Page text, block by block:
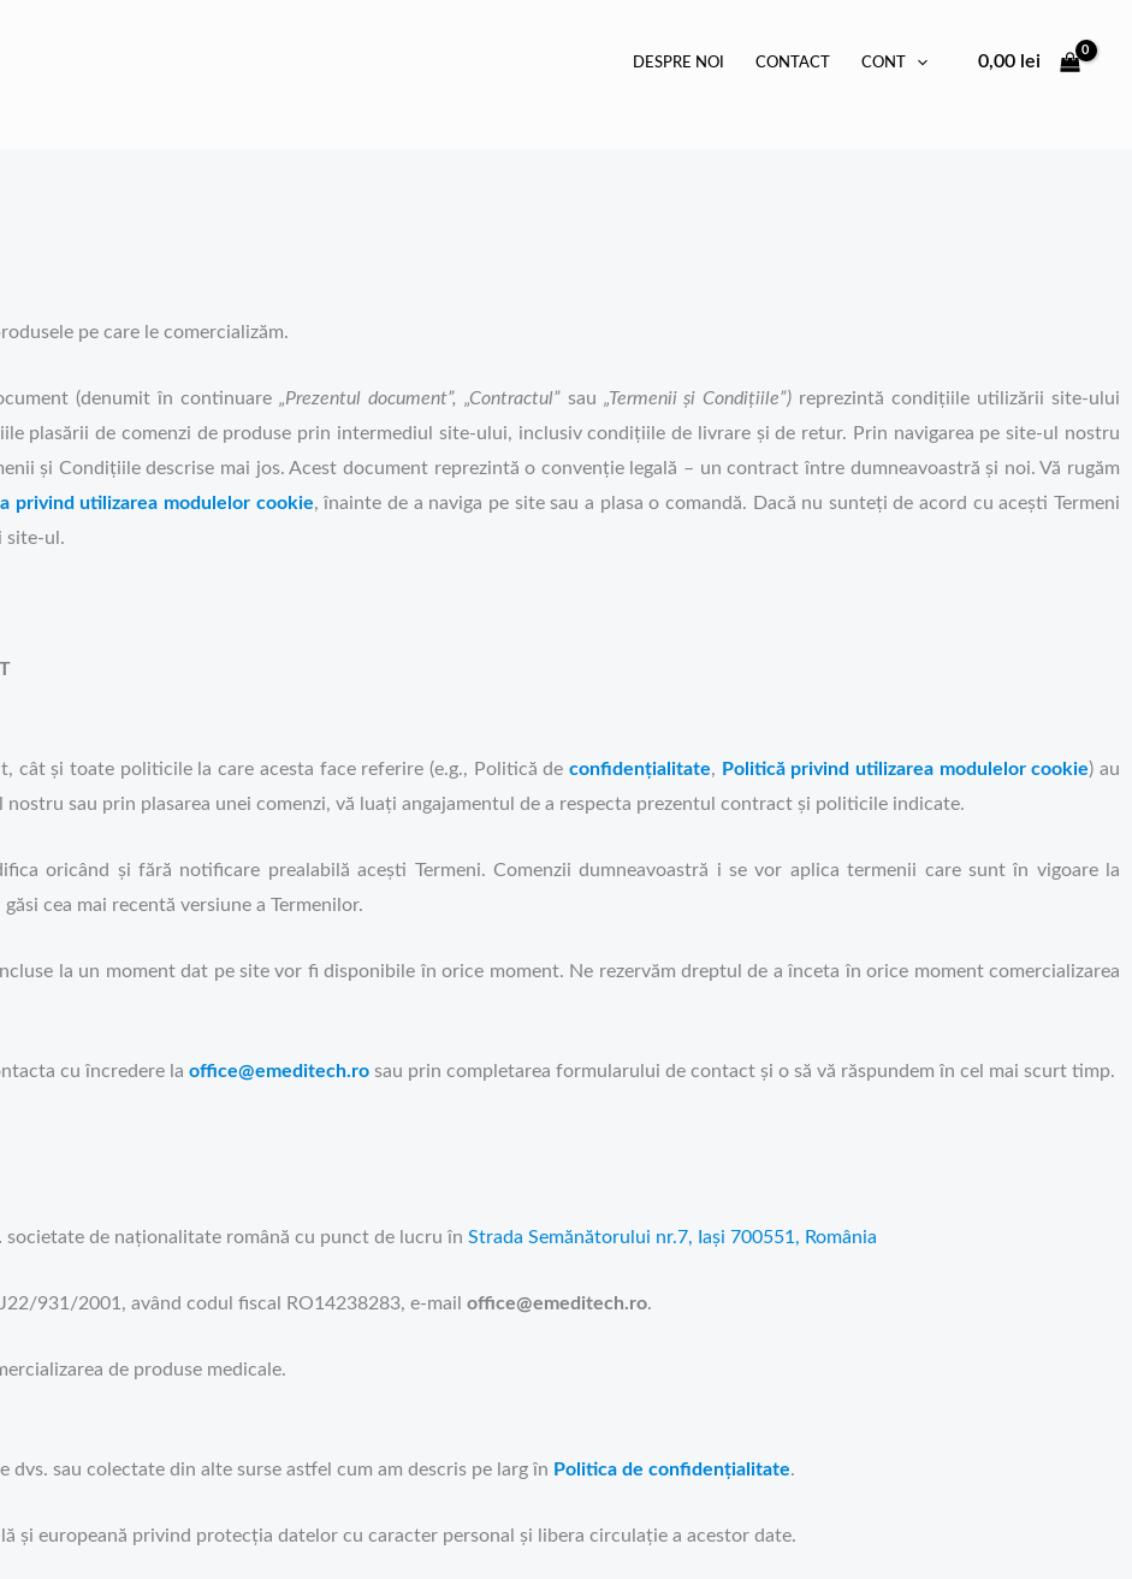
DESPRE NOI CONTACT CONT 0,00 lei
pe care le comercializăm.
(denumit în continuare „Prezentul document”, „Contractul”sau „Termenii și Condițiile”) reprezintă condițiile utilizării site-ului
plasării de comenzi de produse prin intermediul site-ului, inclusiv condițiile de livrare și de retur. Prin navigarea pe site-ul nostru
și Condițiile descrise mai jos. Acest document reprezintă o convenție legală – un contract între dumneavoastră și noi. Vă rugăm
privind utilizarea modulelor cookie, înainte de a naviga pe site sau a plasa o comandă. Dacă nu sunteți de acord cu acești Termeni
site-ul.
cât și toate politicile la care acesta face referire (e.g., Politică de confidențialitate, Politică privind utilizarea modulelor cookie) au
sau prin plasarea unei comenzi, vă luați angajamentul de a respecta prezentul contract și politicile indicate.
oricând și fără notificare prealabilă acești Termeni. Comenzii dumneavoastră i se vor aplica termenii care sunt în vigoare la
cea mai recentă versiune a Termenilor.
la un moment dat pe site vor fi disponibile în orice moment. Ne rezervăm dreptul de a înceta în orice moment comercializarea
cu încredere la office@emeditech.ro sau prin completarea formularului de contact și o să vă răspundem în cel mai scurt timp.
societate de naționalitate română cu punct de lucru în Strada Semănătorului nr.7, Iași 700551, România
931/2001, având codul fiscal RO14238283, e-mail office@emeditech.ro.
de produse medicale.
sau colectate din alte surse astfel cum am descris pe larg în Politica de confidențialitate.
și europeană privind protecția datelor cu caracter personal și libera circulație a acestor date.